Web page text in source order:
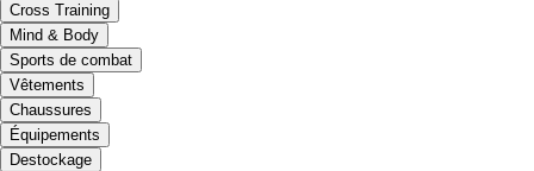
Cross Training
Mind & Body
Sports de combat
Vêtements
Chaussures
Équipements
Destockage